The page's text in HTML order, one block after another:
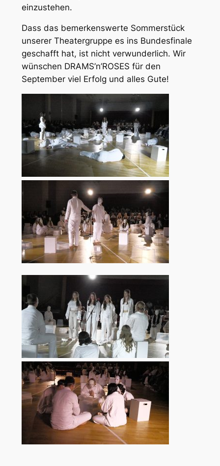
einzustehen.
Dass das bemerkenswerte Sommerstück
unserer Theatergruppe es ins Bundesfinale
geschafft hat, ist nicht verwunderlich. Wir
wünschen DRAMS’n’ROSES für den
September viel Erfolg und alles Gute!